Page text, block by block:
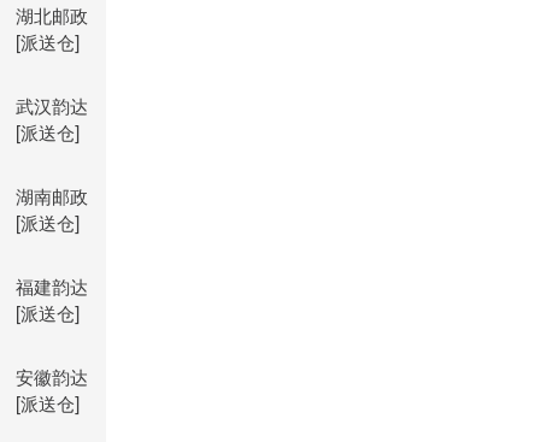
湖北邮政
[派送仓]
武汉韵达
[派送仓]
湖南邮政
[派送仓]
福建韵达
[派送仓]
安徽韵达
[派送仓]